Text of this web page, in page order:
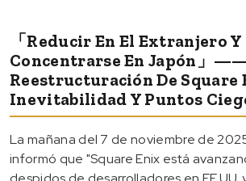
「Reducir En El Extranjero Y
Concentrarse En Japón」
Reestructuración De Square
Inevitabilidad Y Puntos
La mañana del 7 de noviembre de
informó que "Square Enix está